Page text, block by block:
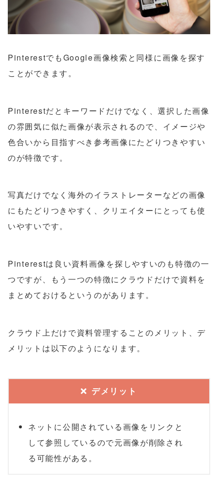
PinterestでもGoogle画像検索と同様に画像を探す
ことができます。
Pinterestだとキーワードだけでなく、選択した画像
の雰囲気に似た画像が表示されるので、イメージや
色合いから目指すべき参考画像にたどりつきやすい
のが特徴です。
写真だけでなく海外のイラストレーターなどの画像
にもたどりつきやすく、クリエイターにとっても使
いやすいです。
Pinterestは良い資料画像を探しやすいのも特徴の一
つですが、もう一つの特徴にクラウドだけで資料を
まとめておけるというのがあります。
クラウド上だけで資料管理することのメリット、デ
メリットは以下のようになります。
デメリット
ネットに公開されている画像をリンクと
して参照しているので元画像が削除され
る可能性がある。